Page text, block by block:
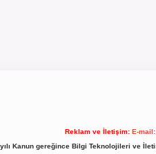
Reklam ve İletişim: E-mail:
Kanun gereğince Bilgi Teknolojileri ve